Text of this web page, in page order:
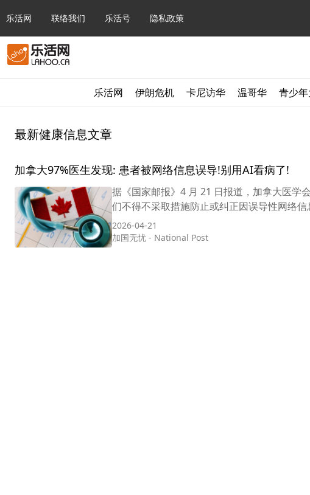
乐活网 联络我们 乐活号 隐私政策
乐活网 伊朗危机 卡尼访华 温哥华 青少
最新健康信息文章
加拿大97%医生发现: 患者被网络信息误导!别用AI看病了!
据《国家邮报》4 月 21 日报道，加拿大医学
们不得不采取措施防止或纠正因误导性网络
2026-04-21
加国无忧 - National Post